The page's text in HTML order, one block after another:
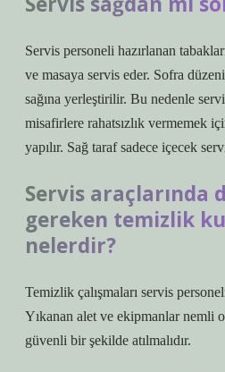
Servis personeli hazırlanan
ve masaya servis eder. Sofra
sağına yerleştirilir. Bu nedenle
misafirlere rahatsızlık vermemek
yapılır. Sağ taraf sadece içecek
Servis araçlarında
gereken temizlik
nelerdir?
Temizlik çalışmaları servis
Yıkanan alet ve ekipmanlar nemli
güvenli bir şekilde atılmalıdır.